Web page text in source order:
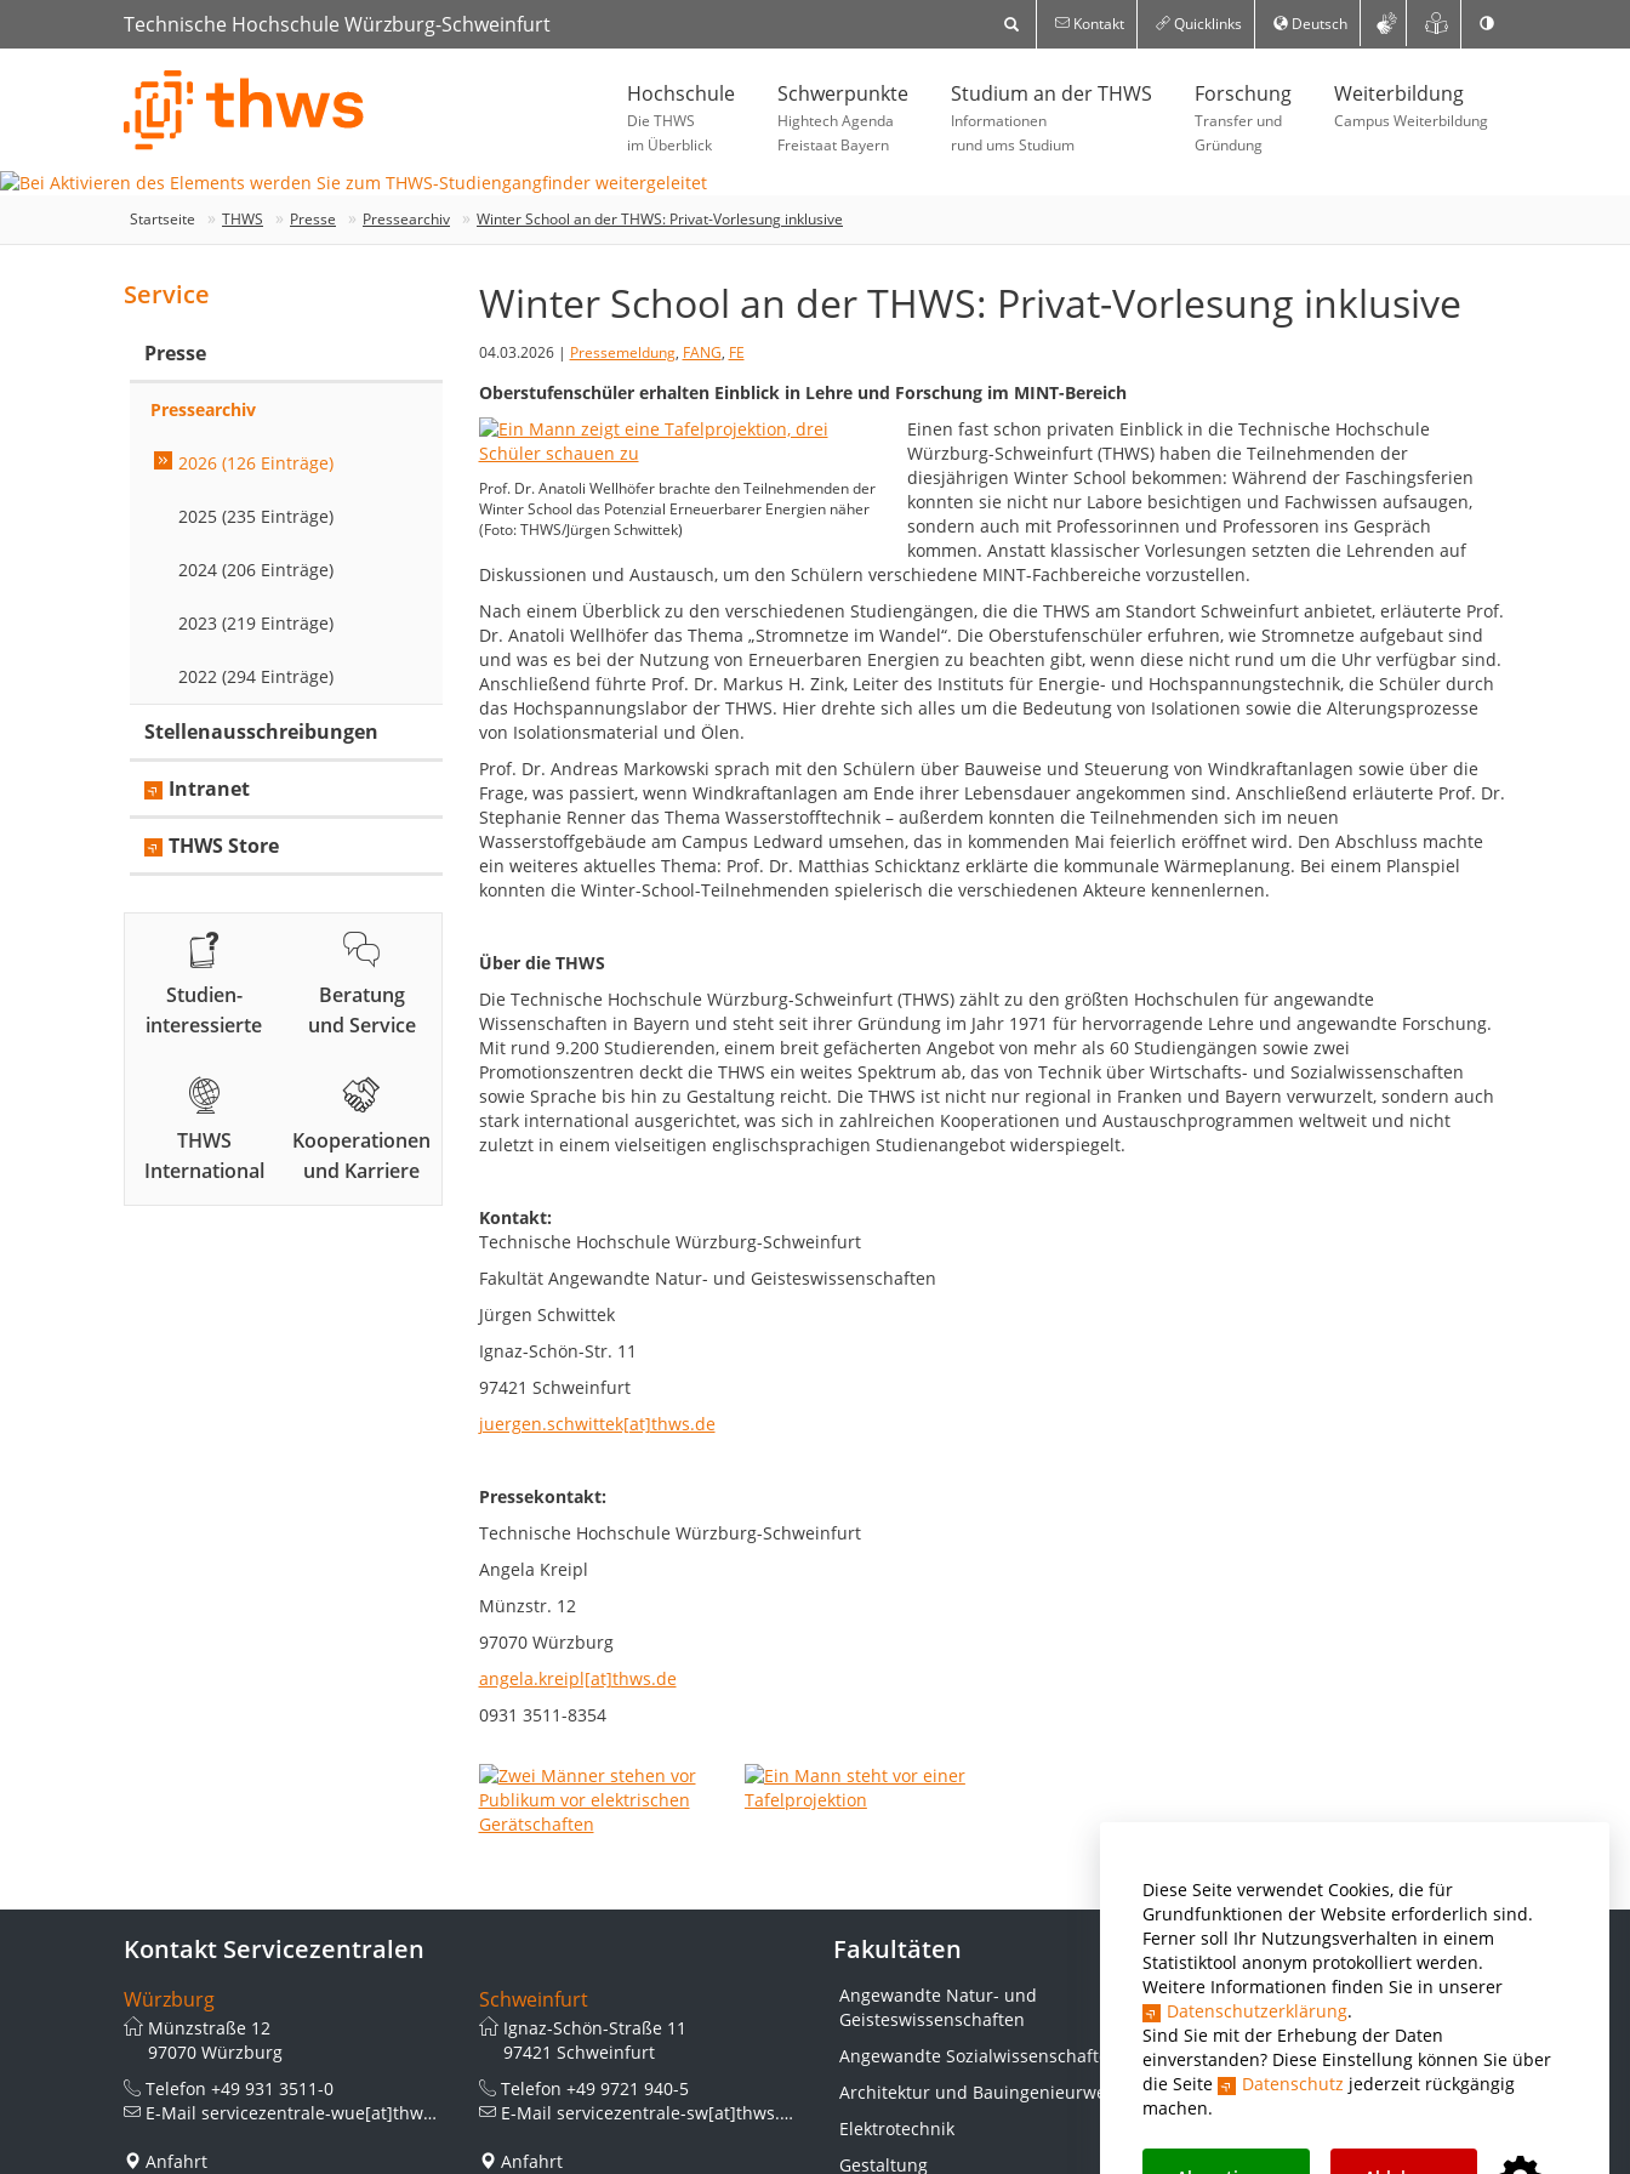
Diese Seite verwendet Cookies, die für
Grundfunktionen der Website erforderlich sind.
Ferner soll Ihr Nutzungsverhalten in einem
Statistiktool anonym protokolliert werden.
Weitere Informationen finden Sie in unserer
Datenschutzerklärung.
Sind Sie mit der Erhebung der Daten
einverstanden? Diese Einstellung können Sie über
die Seite
Datenschutz jederzeit rückgängig
machen.
Technische Hochschule Würzburg-Schweinfurt Kontakt Quicklinks Deutsch
Hochschule
Die THWS
im Überblick
Schwerpunkte
Hightech Agenda
Freistaat Bayern
Studium an der THWS
Informationen
rund ums Studium
Forschung
Transfer und
Gründung
Weiterbildung
Campus Weiterbildung
Startseite THWS Presse Pressearchiv Winter School an der THWS: Privat-Vorlesung inklusive
Winter School an der THWS: Privat-Vorlesung inklusive
04.03.2026 | Pressemeldung, FANG, FE
Oberstufenschüler erhalten Einblick in Lehre und Forschung im MINT-Bereich
Prof. Dr. Anatoli Wellhöfer brachte den Teilnehmenden der
Winter School das Potenzial Erneuerbarer Energien näher
(Foto: THWS/Jürgen Schwittek)
Einen fast schon privaten Einblick in die Technische Hochschule
Würzburg-Schweinfurt (THWS) haben die Teilnehmenden der
diesjährigen Winter School bekommen: Während der Faschingsferien
konnten sie nicht nur Labore besichtigen und Fachwissen aufsaugen,
sondern auch mit Professorinnen und Professoren ins Gespräch
kommen. Anstatt klassischer Vorlesungen setzten die Lehrenden auf
Diskussionen und Austausch, um den Schülern verschiedene MINT-Fachbereiche vorzustellen.
Nach einem Überblick zu den verschiedenen Studiengängen, die die THWS am Standort Schweinfurt anbietet, erläuterte Prof.
Dr. Anatoli Wellhöfer das Thema „Stromnetze im Wandel“. Die Oberstufenschüler erfuhren, wie Stromnetze aufgebaut sind
und was es bei der Nutzung von Erneuerbaren Energien zu beachten gibt, wenn diese nicht rund um die Uhr verfügbar sind.
Anschließend führte Prof. Dr. Markus H. Zink, Leiter des Instituts für Energie- und Hochspannungstechnik, die Schüler durch
das Hochspannungslabor der THWS. Hier drehte sich alles um die Bedeutung von Isolationen sowie die Alterungsprozesse
von Isolationsmaterial und Ölen.
Prof. Dr. Andreas Markowski sprach mit den Schülern über Bauweise und Steuerung von Windkraftanlagen sowie über die
Frage, was passiert, wenn Windkraftanlagen am Ende ihrer Lebensdauer angekommen sind. Anschließend erläuterte Prof. Dr.
Stephanie Renner das Thema Wasserstofftechnik – außerdem konnten die Teilnehmenden sich im neuen
Wasserstoffgebäude am Campus Ledward umsehen, das in kommenden Mai feierlich eröffnet wird. Den Abschluss machte
ein weiteres aktuelles Thema: Prof. Dr. Matthias Schicktanz erklärte die kommunale Wärmeplanung. Bei einem Planspiel
konnten die Winter-School-Teilnehmenden spielerisch die verschiedenen Akteure kennenlernen.
Über die THWS
Die Technische Hochschule Würzburg-Schweinfurt (THWS) zählt zu den größten Hochschulen für angewandte
Wissenschaften in Bayern und steht seit ihrer Gründung im Jahr 1971 für hervorragende Lehre und angewandte Forschung.
Mit rund 9.200 Studierenden, einem breit gefächerten Angebot von mehr als 60 Studiengängen sowie zwei
Promotionszentren deckt die THWS ein weites Spektrum ab, das von Technik über Wirtschafts- und Sozialwissenschaften
sowie Sprache bis hin zu Gestaltung reicht. Die THWS ist nicht nur regional in Franken und Bayern verwurzelt, sondern auch
stark international ausgerichtet, was sich in zahlreichen Kooperationen und Austauschprogrammen weltweit und nicht
zuletzt in einem vielseitigen englischsprachigen Studienangebot widerspiegelt.
Kontakt:
Technische Hochschule Würzburg-Schweinfurt
Fakultät Angewandte Natur- und Geisteswissenschaften
Jürgen Schwittek
Ignaz-Schön-Str. 11
97421 Schweinfurt
juergen.schwittek[at]thws.de
Pressekontakt:
Technische Hochschule Würzburg-Schweinfurt
Angela Kreipl
Münzstr. 12
97070 Würzburg
angela.kreipl[at]thws.de
0931 3511-8354
Service
Presse
Pressearchiv
2026 (126 Einträge)
2025 (235 Einträge)
2024 (206 Einträge)
2023 (219 Einträge)
2022 (294 Einträge)
Stellenausschreibungen
Intranet
THWS Store
Studien-
interessierte
Beratung
und Service
THWS
International
Kooperationen
und Karriere
Kontakt Servicezentralen
Würzburg
Münzstraße 12
97070 Würzburg
Telefon +49 931 3511-0
E-Mail servicezentrale-wue[at]thws.de
Anfahrt
Schweinfurt
Ignaz-Schön-Straße 11
97421 Schweinfurt
Telefon +49 9721 940-5
E-Mail servicezentrale-sw[at]thws.de
Anfahrt
Fakultäten
Angewandte Natur- und
Geisteswissenschaften
Angewandte Sozialwissenschaften
Architektur und Bauingenieurwesen
Elektrotechnik
Gestaltung
Informatik und Wirtschaftsinformatik
Kunststofftechnik und Vermessung
Maschinenbau
THWS Business School